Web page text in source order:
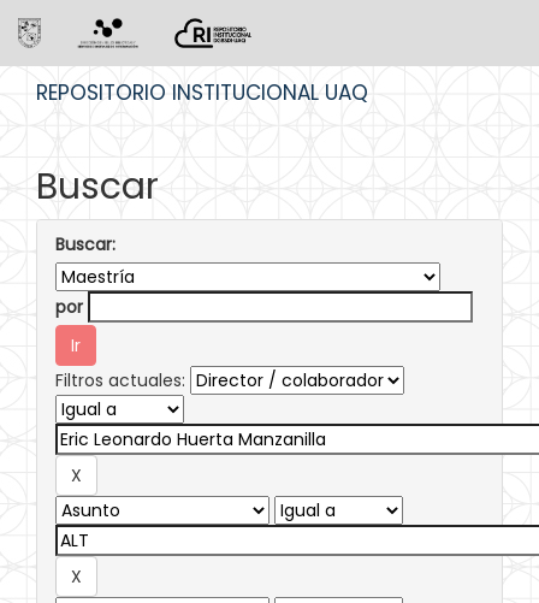
REPOSITORIO INSTITUCIONAL UAQ
Buscar
Buscar:
por
Filtros actuales: